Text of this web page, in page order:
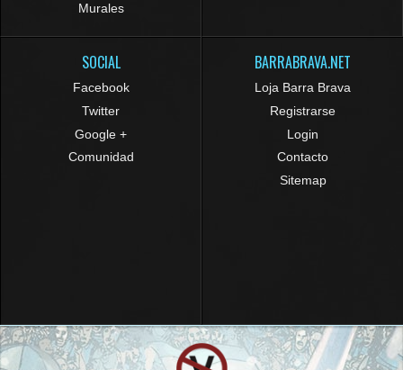
Murales
SOCIAL
Facebook
Twitter
Google +
Comunidad
BARRABRAVA.NET
Loja Barra Brava
Registrarse
Login
Contacto
Sitemap